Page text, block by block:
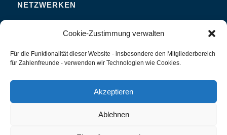
Cookie-Zustimmung verwalten
Für die Funktionalität dieser Website - insbesondere den Mitgliederbereich
für Zahlenfreunde - verwenden wir Technologien wie Cookies.
Akzeptieren
Ablehnen
NETZWERKEN
Studieren
Interviews und Erfahrungsberichte